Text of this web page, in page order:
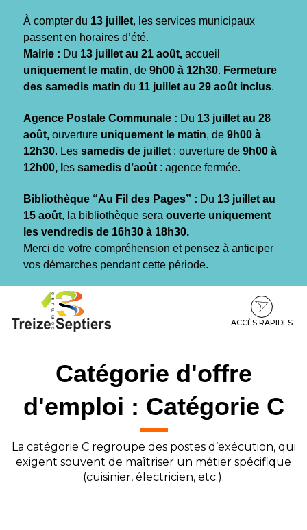
À compter du 13 juillet, les services municipaux
passent en horaires d’été.
Mairie : Du 13 juillet au 21 août, accueil
uniquement le matin, de 9h00 à 12h30. Fermeture
des samedis matin du 11 juillet au 29 août inclus.
Agence Postale Communale : Du 13 juillet au 28
août, ouverture uniquement le matin, de 9h00 à
12h30. Les samedis de juillet : ouverture de 9h00 à
12h00, l es samedis d’août : agence fermée.
Bibliothèque “Au Fil des Pages” : Du 13 juillet au
15 août, la bibliothèque sera ouverte uniquement
les vendredis de 16h30 à 18h30.
Merci de votre compréhension et pensez à anticiper
vos démarches pendant cette période.
contenu
pied
ACCÈS RAPIDES
Catégorie d'offre
d'emploi : Catégorie C
La catégorie C regroupe des postes d’exécution, qui
exigent souvent de maîtriser un métier spécifique
(cuisinier, électricien, etc.).